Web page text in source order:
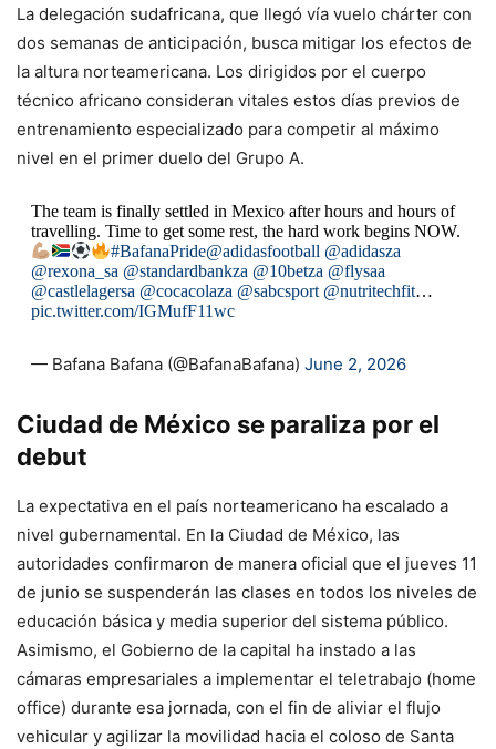
La delegación sudafricana, que llegó vía vuelo chárter con
dos semanas de anticipación, busca mitigar los efectos de
la altura norteamericana. Los dirigidos por el cuerpo
técnico africano consideran vitales estos días previos de
entrenamiento especializado para competir al máximo
nivel en el primer duelo del Grupo A.
The team is finally settled in Mexico after hours and hours of
travelling. Time to get some rest, the hard work begins NOW.
#BafanaPride@adidasfootball @adidasza
@rexona_sa @standardbankza @10betza @flysaa
@castlelagersa @cocacolaza @sabcsport @nutritechfit…
pic.twitter.com/IGMufF11wc
— Bafana Bafana (@BafanaBafana) June 2, 2026
Ciudad de México se paraliza por el
debut
La expectativa en el país norteamericano ha escalado a
nivel gubernamental. En la Ciudad de México, las
autoridades confirmaron de manera oficial que el jueves 11
de junio se suspenderán las clases en todos los niveles de
educación básica y media superior del sistema público.
Asimismo, el Gobierno de la capital ha instado a las
cámaras empresariales a implementar el teletrabajo (home
office) durante esa jornada, con el fin de aliviar el flujo
vehicular y agilizar la movilidad hacia el coloso de Santa